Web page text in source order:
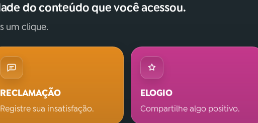
do conteúdo que você acessou.
um clique.
RECLAMAÇÃO
Registre sua insatisfação.
ELOGIO
Compartilhe algo positivo.